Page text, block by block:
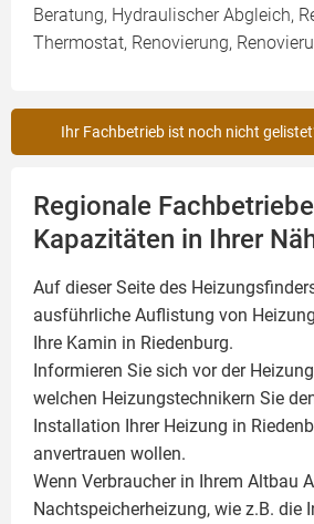
Beratung, Hydraulischer Abgleich,
Thermostat, Renovierung,
Ihr Fachbetrieb ist noch nicht
Regionale
Kapazitäten in Ihrer
Auf dieser Seite des
ausführliche Auflistung von
Ihre Kamin in Riedenburg.
Informieren Sie sich vor der
welchen Heizungstechnikern Sie
Installation Ihrer Heizung in
anvertrauen wollen.
Wenn Verbraucher in Ihrem Altbau
Nachtspeicherheizung, wie z.B. die